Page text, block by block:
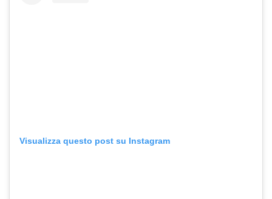
Visualizza questo post su Instagram